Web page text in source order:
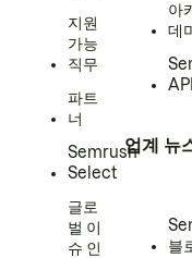
지원
가능
직무
파트
너
Semrush
Select
글로
벌 이
슈 인
아
데
업계 뉴
블